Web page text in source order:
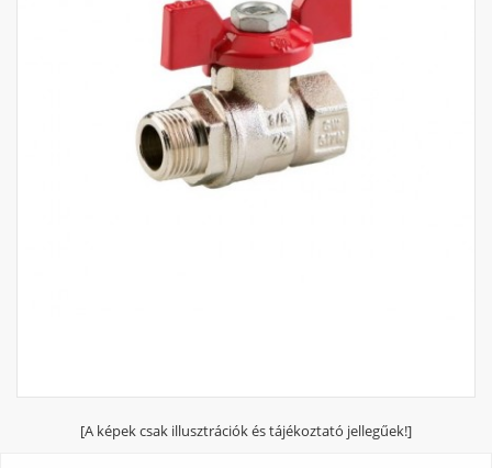
[A képek csak illusztrációk és tájékoztató jellegűek!]